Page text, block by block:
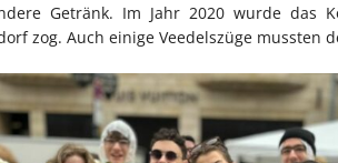
Getränk. Im Jahr 2020 wurde das
zog. Auch einige Veedelszüge mussten